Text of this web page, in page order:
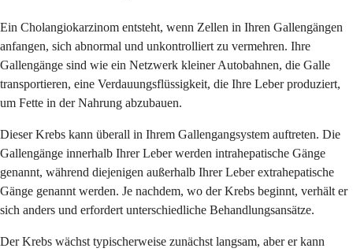
Ein Cholangiokarzinom entsteht, wenn Zellen in Ihren Gallengängen
anfangen, sich abnormal und unkontrolliert zu vermehren. Ihre
Gallengänge sind wie ein Netzwerk kleiner Autobahnen, die Galle
transportieren, eine Verdauungsflüssigkeit, die Ihre Leber produziert,
um Fette in der Nahrung abzubauen.
Dieser Krebs kann überall in Ihrem Gallengangsystem auftreten. Die
Gallengänge innerhalb Ihrer Leber werden intrahepatische Gänge
genannt, während diejenigen außerhalb Ihrer Leber extrahepatische
Gänge genannt werden. Je nachdem, wo der Krebs beginnt, verhält er
sich anders und erfordert unterschiedliche Behandlungsansätze.
Der Krebs wächst typischerweise zunächst langsam, aber er kann